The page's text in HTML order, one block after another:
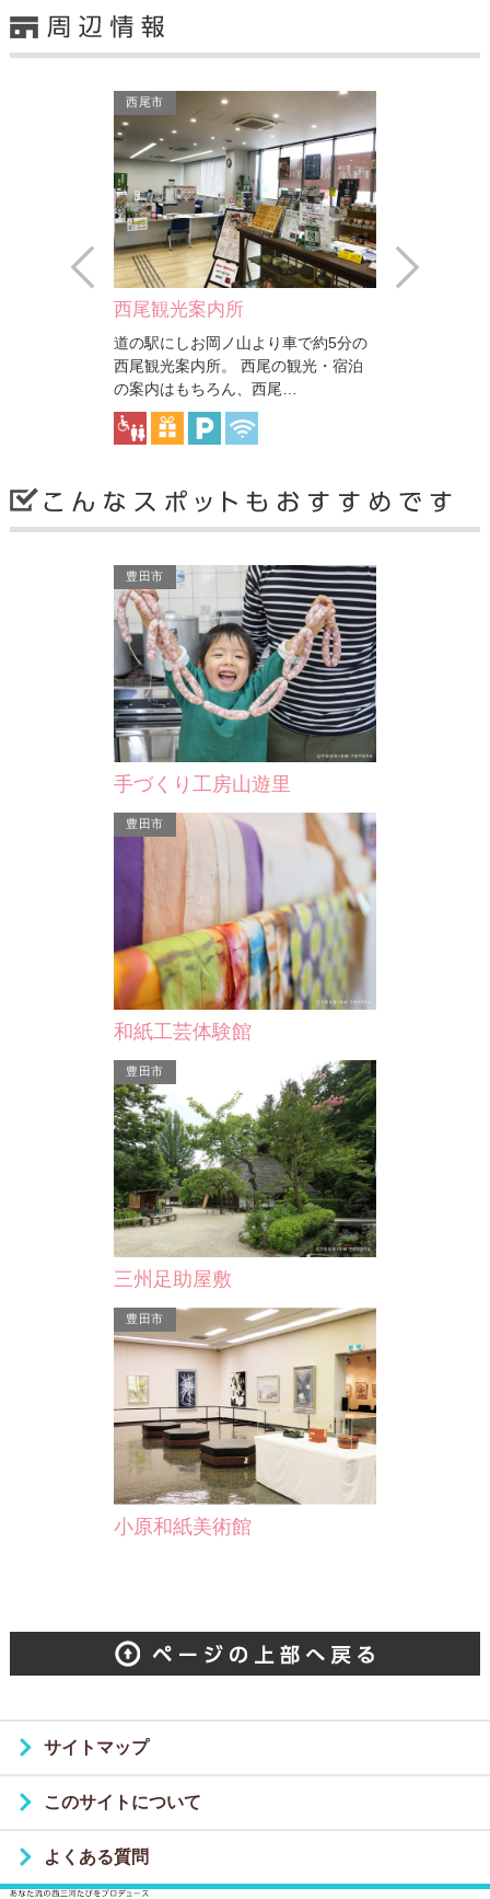
山より車で約5分の
西尾の観光・宿泊
にしお観光ボランティアガ…
旧西尾市内を中心としたボランティア
ガイドです。 六万石の城下町、抹茶
の生産量日本一の「西尾…
としたボランティア
石の城下町、抹茶
西尾市観光協会
ヴェルサウォーク西尾
Prev
豊田市
手づくり工房山遊里
豊田市
和紙工芸体験館
豊田市
三州足助屋敷
豊田市
小原和紙美術館
サイトマップ
このサイトについて
よくある質問